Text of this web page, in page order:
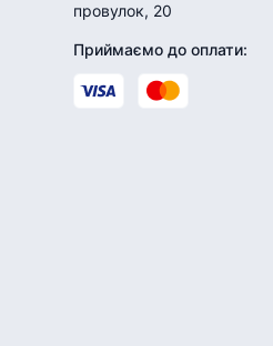
провулок, 20
Приймаємо до оплати: